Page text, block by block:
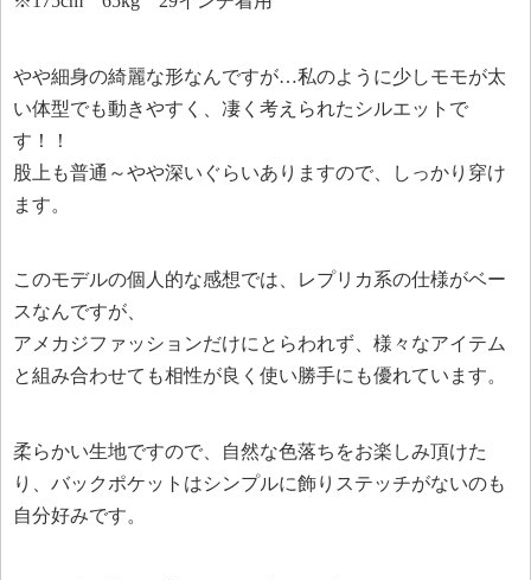
やや細身の綺麗な形なんですが…私のように少しモモが太
い体型でも動きやすく、凄く考えられたシルエットで
す！！
股上も普通～やや深いぐらいありますので、しっかり穿け
ます。
このモデルの個人的な感想では、レプリカ系の仕様がベー
スなんですが、
アメカジファッションだけにとらわれず、様々なアイテム
と組み合わせても相性が良く使い勝手にも優れています。
柔らかい生地ですので、自然な色落ちをお楽しみ頂けた
り、バックポケットはシンプルに飾りステッチがないのも
自分好みです。